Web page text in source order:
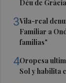
Déu de
3Vila-real
Familiar a
familias"
4Oropesa
Sol y habilita